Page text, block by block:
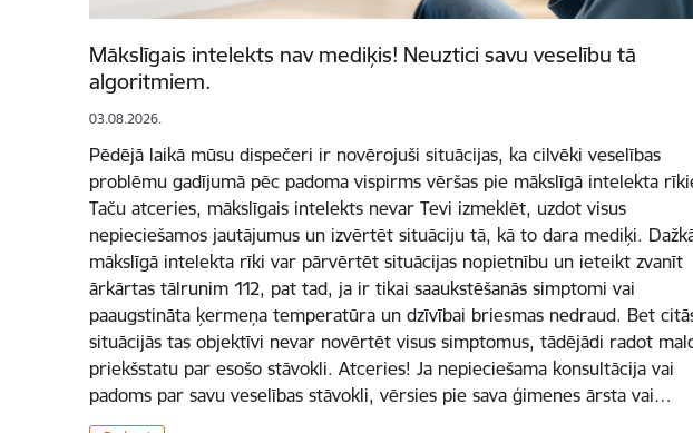
Mākslīgais intelekts nav mediķis! Neuztici savu veselību tā
algoritmiem.
03.08.2026.
Pēdējā laikā mūsu dispečeri ir novērojuši situācijas, ka cilvēki veselības
problēmu gadījumā pēc padoma vispirms vēršas pie mākslīgā intelekta
Taču atceries, mākslīgais intelekts nevar Tevi izmeklēt, uzdot visus
nepieciešamos jautājumus un izvērtēt situāciju tā, kā to dara mediķi.
mākslīgā intelekta rīki var pārvērtēt situācijas nopietnību un ieteikt zvanīt
ārkārtas tālrunim 112, pat tad, ja ir tikai saaukstēšanās simptomi vai
paaugstināta ķermeņa temperatūra un dzīvībai briesmas nedraud. Bet
situācijās tas objektīvi nevar novērtēt visus simptomus, tādējādi radot
priekšstatu par esošo stāvokli. Atceries! Ja nepieciešama konsultācija vai
padoms par savu veselības stāvokli, vērsies pie sava ģimenes ārsta vai…